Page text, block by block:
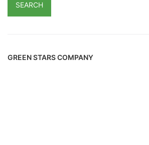
SEARCH
GREEN STARS COMPANY